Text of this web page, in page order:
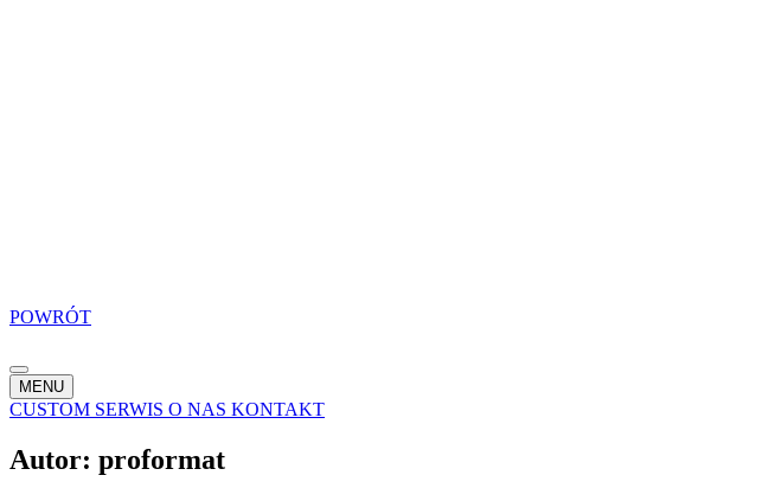
POWRÓT
MENU
CUSTOM SERWIS O NAS KONTAKT
Autor: proformat